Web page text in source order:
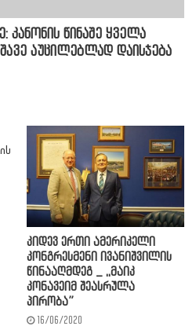
კანონის წინაშე ყველა
აუცილებლად დაისჯება
კიდევ ერთი ამერიკელი
კონგრესმენი ივანიშვილის
წინააღმდეგ _ ,,მაიკ
კონავეიმ შეასრულა
პირობა”
16/06/2020